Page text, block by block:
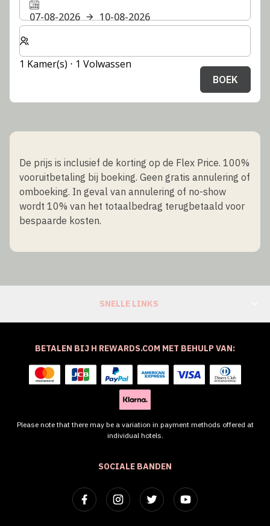
07-08-2026
10-08-2026
Selecteer het aantal kamers en gasten voor je verblijf
1 Kamer(s) ⋅ 1 Volwassen
BOEK
De prijs is inclusief de korting op de Flex Price. 100%
vooruitbetaling bij boeking. Geen gratis annulering of
omboeking. In geval van annulering of no-show
wordt 10% van het totaalbedrag terugbetaald voor
bespaarde kosten.
SNELLE LINKS
SOCIALE BANDEN
BETALEN BIJ H REWARDS.COM MET BEHULP VAN:
Please note that there may be a variation in payment methods offered at
individual hotels.